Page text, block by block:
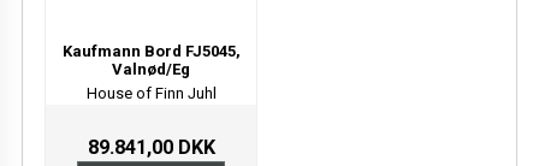
Kaufmann Bord FJ5045,
Valnød/Eg
House of Finn Juhl
89.841,00 DKK